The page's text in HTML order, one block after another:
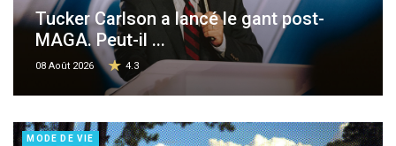
Tucker Carlson a lancé le gant post-
MAGA. Peut-il ...
08 Août 2026 4.3
MODE DE VIE